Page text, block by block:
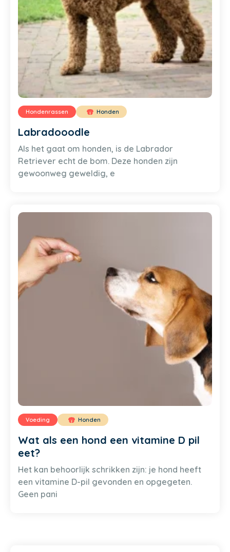
Hondenrassen Honden
Labradooodle
Als het gaat om honden, is de Labrador
Retriever echt de bom. Deze honden zijn
gewoonweg geweldig, e
Voeding Honden
Wat als een hond een vitamine D pil
eet?
Het kan behoorlijk schrikken zijn: je hond heeft
een vitamine D-pil gevonden en opgegeten.
Geen pani